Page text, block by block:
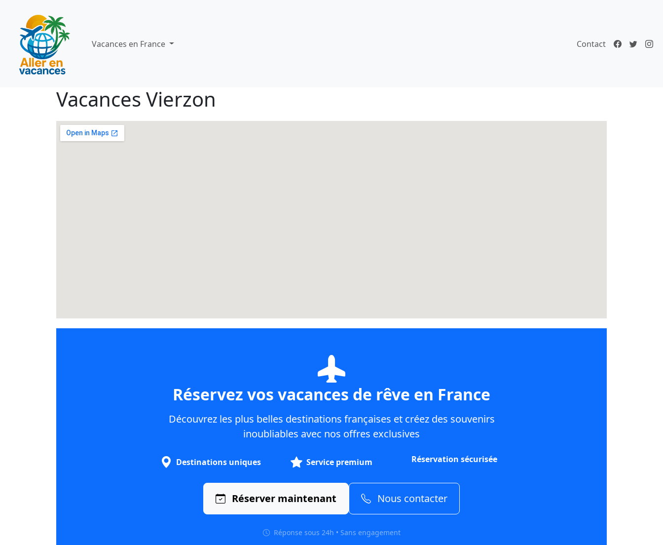
Vacances en France Contact
Vacances Vierzon
Réservez vos vacances de rêve en France
Découvrez les plus belles destinations françaises et créez des souvenirs
inoubliables avec nos offres exclusives
Destinations uniques Service premium Réservation sécurisée
Réserver maintenant Nous contacter
Réponse sous 24h • Sans engagement